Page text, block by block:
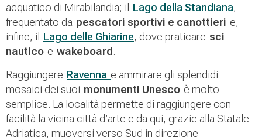
acquatico di Mirabilandia; il Lago della Standiana,
frequentato da pescatori sportivi e canottieri e,
infine, il Lago delle Ghiarine, dove praticare sci
nautico e wakeboard .
Raggiungere Ravenna e ammirare gli splendidi
mosaici dei suoi monumenti Unesco è molto
semplice. La località permette di raggiungere con
facilità la vicina città d’arte e da qui, grazie alla Statale
Adriatica, muoversi verso Sud in direzione